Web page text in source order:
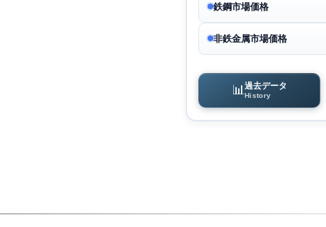
鉄鋼市場価格
非鉄金属市場価格
📊 過去データ
History